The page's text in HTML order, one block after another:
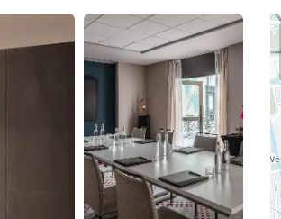
Se 16 fotos